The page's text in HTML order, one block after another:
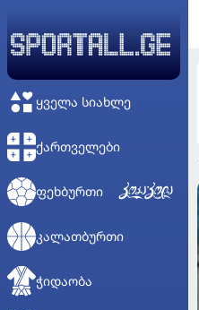
ᲧᲕᲔᲚᲐ ᲡᲘᲐᲮᲚᲔ
ᲥᲐᲠᲗᲕᲔᲚᲔᲑᲘ
ᲤᲔᲮᲑᲣᲠᲗᲘ
ᲙᲐᲚᲐᲗᲑᲣᲠᲗᲘ
ᲭᲘᲓᲐᲝᲑᲐ